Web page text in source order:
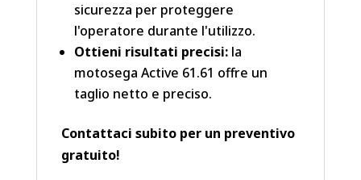
sicurezza per proteggere
l'operatore durante l'utilizzo.
Ottieni risultati precisi:la
motosega Active 61.61 offre un
taglio netto e preciso.
Contattaci subito per un preventivo
gratuito!